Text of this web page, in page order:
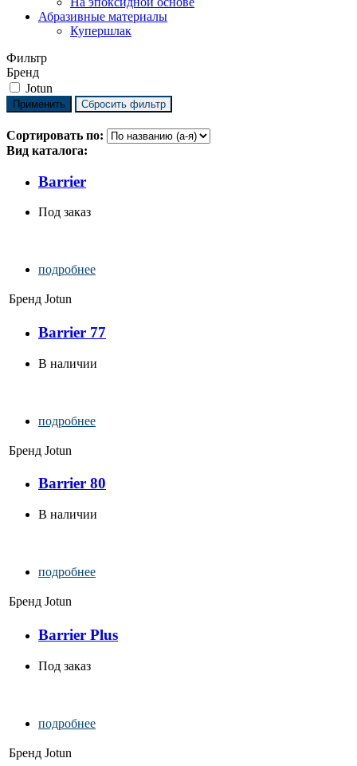
Абразивные материалы
Купершлак
Фильтр
Бренд
Jotun
Сортировать по:
Вид каталога:
Barrier
Под заказ
подробнее
Бренд Jotun
Barrier 77
В наличии
подробнее
Бренд Jotun
Barrier 80
В наличии
подробнее
Бренд Jotun
Barrier Plus
Под заказ
подробнее
Бренд Jotun